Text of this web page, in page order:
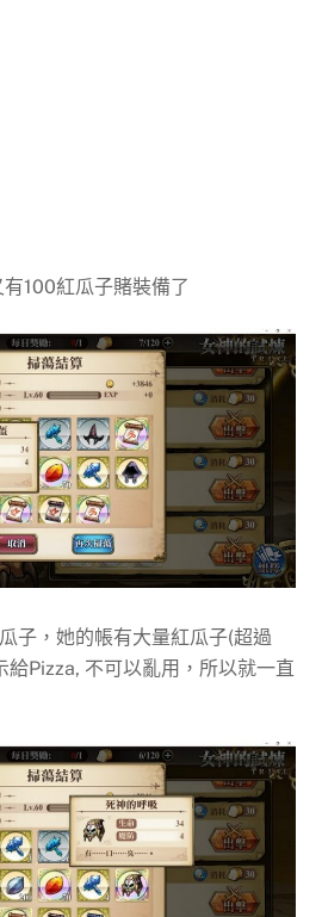
100紅瓜子賭裝備了
子，她的帳有大量紅瓜子(超過
Pizza, 不可以亂用，所以就一直